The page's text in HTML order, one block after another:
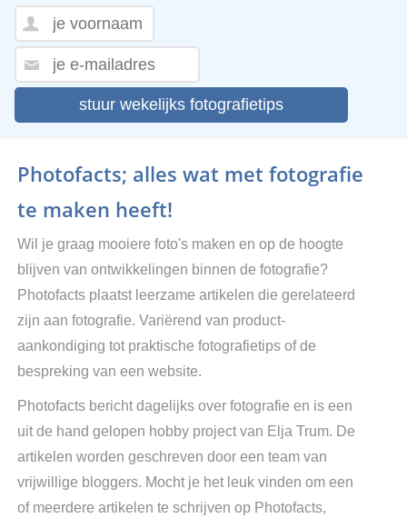
stuur wekelijks fotografietips
Photofacts; alles wat met fotografie
te maken heeft!
Wil je graag mooiere foto's maken en op de hoogte
blijven van ontwikkelingen binnen de fotografie?
Photofacts plaatst leerzame artikelen die gerelateerd
zijn aan fotografie. Variërend van product-
aankondiging tot praktische fotografietips of de
bespreking van een website.
Photofacts bericht dagelijks over fotografie en is een
uit de hand gelopen hobby project van Elja Trum. De
artikelen worden geschreven door een team van
vrijwillige bloggers. Mocht je het leuk vinden om een
of meerdere artikelen te schrijven op Photofacts,